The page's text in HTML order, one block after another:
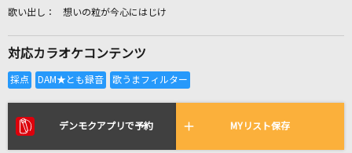
全国りれき
リアルタイムで歌われている曲の一覧
想いの粒が今心にはじけ
対応カラオケコンテンツ
デンモクアプリで予約 MYリスト保存